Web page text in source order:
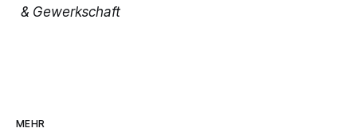
& Gewerkschaft
MEHR